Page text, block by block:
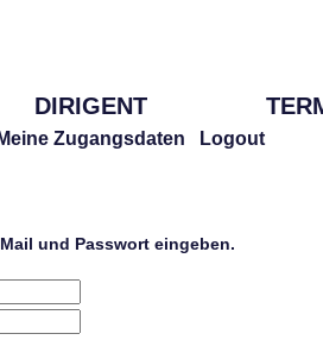
DIRIGENT
Meine Zugangsdaten Logout
und Passwort eingeben.